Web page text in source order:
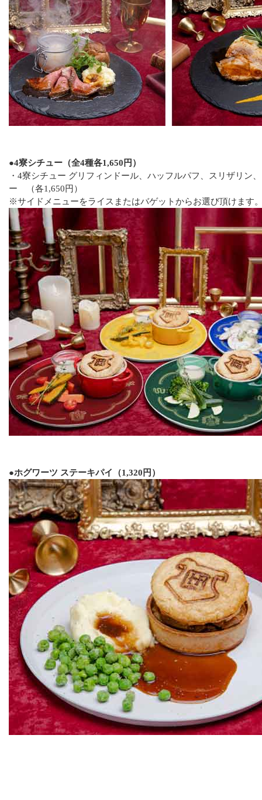
●4寮シチュー（全4種各1,650円）
・4寮シチュー グリフィンドール、ハッフルパフ、スリザリン
ー （各1,650円）
※サイドメニューをライスまたはバゲットからお選び頂けます
●ホグワーツ ステーキパイ（1,320円）